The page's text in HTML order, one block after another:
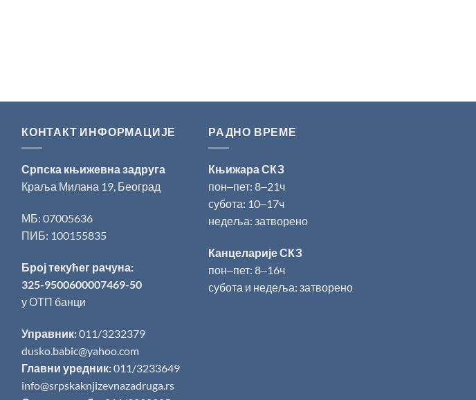
КОНТАКТ ИНФОРМАЦИЈЕ
Српска књижевна задруга
Краља Милана 19, Београд
МБ: 07005636
ПИБ: 100155835
Број текућег рачуна:
325-9500600007469-50
у ОТП банци
Управник:011/3232379
dusko.babic@yahoo.com
Главни уредник:011/3233649
info@srpskaknjizevnazadruga.rs
РАДНО ВРЕМЕ
Књижара СКЗ
пон‒пет: 8‒21ч
субота: 10‒17ч
недеља: затворено
Канцеларије СКЗ
пон‒пет: 8‒16ч
субота и недеља: затворено